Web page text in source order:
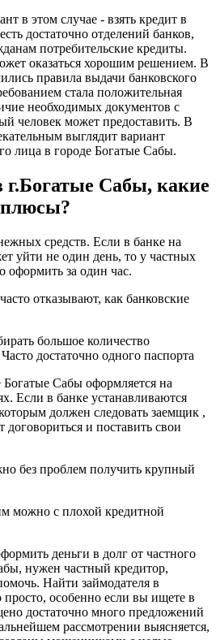
в этом случае - взять кредит в
достаточно отделений банков,
потребительские кредиты.
оказаться хорошим решением. В
правила выдачи банковского
стала положительная
необходимых документов с
человек может предоставить. В
выглядит вариант
лица в городе Богатые Сабы.
Сабы, какие
плюсы?
средств. Если в банке на
уйти не один день, то у частных
оформить за один час.
отказывают, как банковские
большое количество
достаточно одного паспорта
Сабы оформляется на
Если в банке устанавливаются
должен следовать заемщик ,
и поставить свои
без проблем получить крупный
можно с плохой кредитной
деньги в долг от частного
нужен частный кредитор,
Найти займодателя в
особенно если вы ищете в
достаточно много предложений
рассмотрении выясняется,